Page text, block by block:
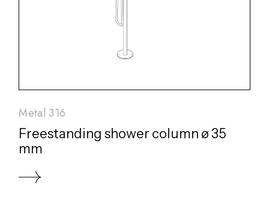
Metal 316
Freestanding shower column ø 35
mm